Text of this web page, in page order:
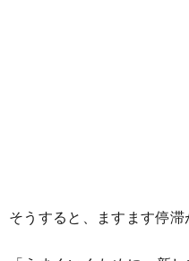
そうすると、ますます停滞